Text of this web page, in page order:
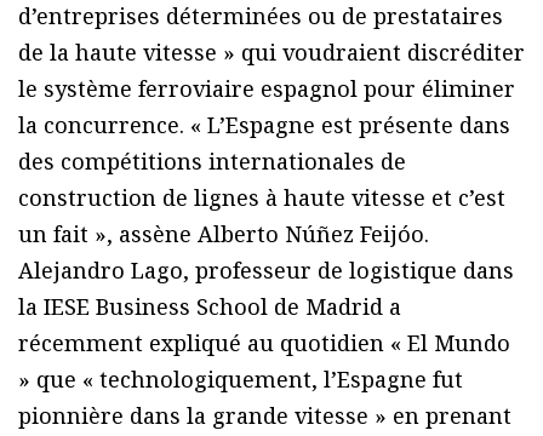
d’entreprises déterminées ou de prestataires
de la haute vitesse » qui voudraient discréditer
le système ferroviaire espagnol pour éliminer
la concurrence. « L’Espagne est présente dans
des compétitions internationales de
construction de lignes à haute vitesse et c’est
un fait », assène Alberto Núñez Feijóo.
Alejandro Lago, professeur de logistique dans
la IESE Business School de Madrid a
récemment expliqué au quotidien « El Mundo
» que « technologiquement, l’Espagne fut
pionnière dans la grande vitesse » en prenant